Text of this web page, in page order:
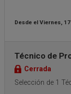
Desde el Viernes,
Técnico de
Cerrada
Selección de 1